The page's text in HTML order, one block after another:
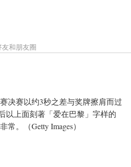
和朋友圈
决赛以约3秒之差与奖牌擦肩而过
以上面刻著「爱在巴黎」字样的
。（Getty Images）